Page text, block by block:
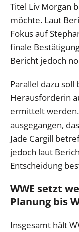
Titel Liv Morgan
möchte. Laut
Fokus auf
finale
Bericht jedoch
Parallel dazu
Herausforderin
ermittelt
ausgegangen,
Jade Cargill
jedoch laut
Entscheidung
WWE setzt
Planung bis
Insgesamt hält